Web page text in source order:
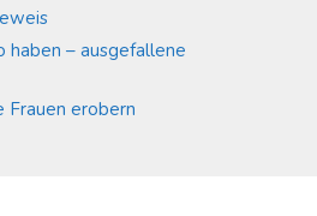
– ausgefallene
Frauen erobern